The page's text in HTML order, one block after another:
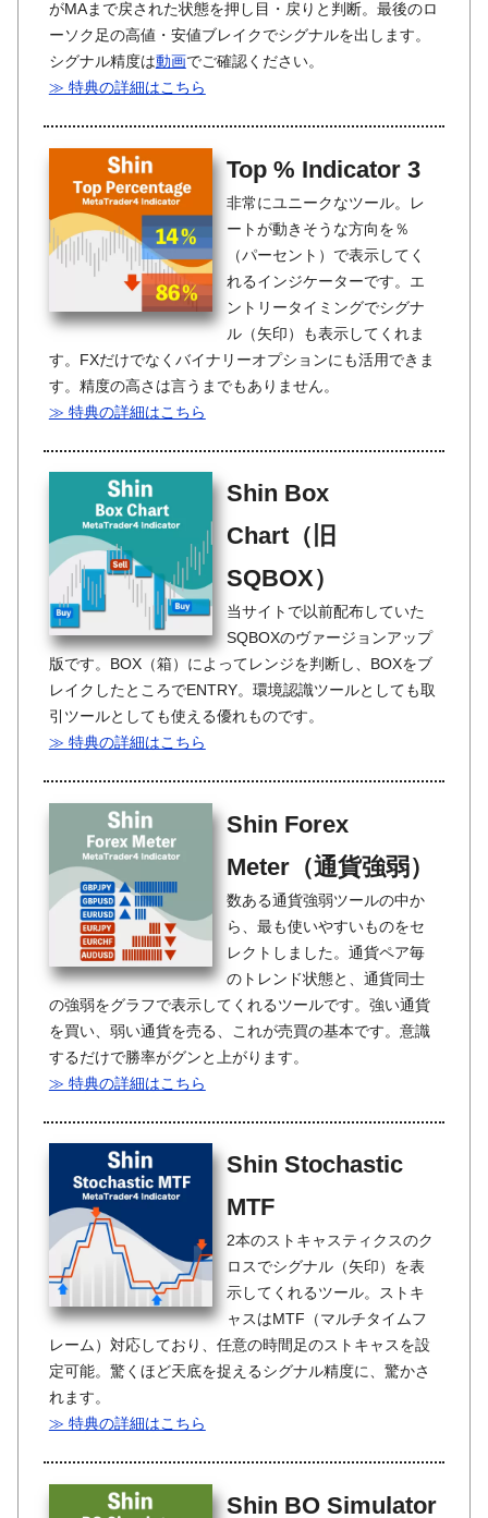
がMAまで戻された状態を押し目・戻りと判断。最後のロ
ーソク足の高値・安値ブレイクでシグナルを出します。
シグナル精度は動画でご確認ください。
≫ 特典の詳細はこちら
Top % Indicator 3
非常にユニークなツール。レ
ートが動きそうな方向を％
（パーセント）で表示してく
れるインジケーターです。エ
ントリータイミングでシグナ
ル（矢印）も表示してくれま
す。FXだけでなくバイナリーオプションにも活用できま
す。精度の高さは言うまでもありません。
≫ 特典の詳細はこちら
Shin Box
Chart（旧
SQBOX）
当サイトで以前配布していた
SQBOXのヴァージョンアップ
版です。BOX（箱）によってレンジを判断し、BOXをブ
レイクしたところでENTRY。環境認識ツールとしても取
引ツールとしても使える優れものです。
≫ 特典の詳細はこちら
Shin Forex
Meter（通貨強弱）
数ある通貨強弱ツールの中か
ら、最も使いやすいものをセ
レクトしました。通貨ペア毎
のトレンド状態と、通貨同士
の強弱をグラフで表示してくれるツールです。強い通貨
を買い、弱い通貨を売る、これが売買の基本です。意識
するだけで勝率がグンと上がります。
≫ 特典の詳細はこちら
Shin Stochastic
MTF
2本のストキャスティクスのク
ロスでシグナル（矢印）を表
示してくれるツール。ストキ
ャスはMTF（マルチタイムフ
レーム）対応しており、任意の時間足のストキャスを設
定可能。驚くほど天底を捉えるシグナル精度に、驚かさ
れます。
≫ 特典の詳細はこちら
Shin BO Simulator